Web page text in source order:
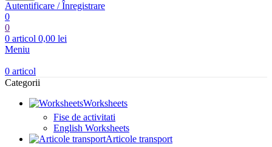
Autentificare / Înregistrare
0
0
0 articol 0,00 lei
Meniu
0 articol
Categorii
Worksheets
Fise de activitati
English Worksheets
Articole transport